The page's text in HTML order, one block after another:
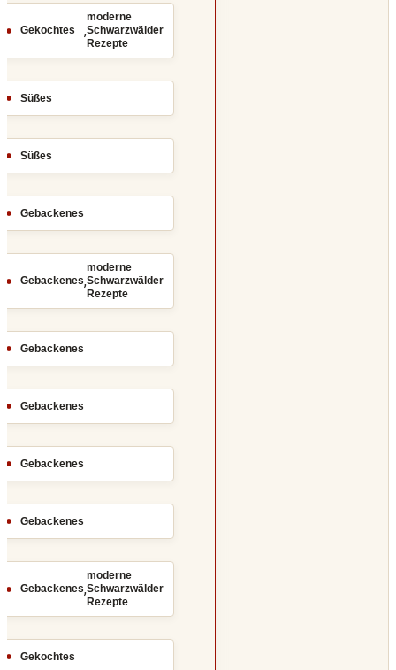
Gekochtes ,
moderne
Schwarzwälder
Rezepte
Süßes
Süßes
Gebackenes
Gebackenes,
moderne
Schwarzwälder
Rezepte
Gebackenes
Gebackenes
Gebackenes
Gebackenes
Gebackenes,
moderne
Schwarzwälder
Rezepte
Gekochtes